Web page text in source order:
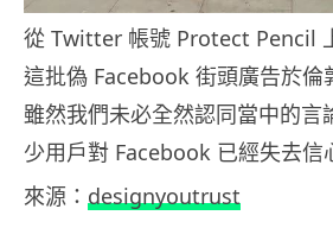
從 Twitter 帳號 Protect Pencil
這批偽 Facebook 街頭廣告於倫
雖然我們未必全然認同當中的言
少用戶對 Facebook 已經失去信
來源： designyoutrust